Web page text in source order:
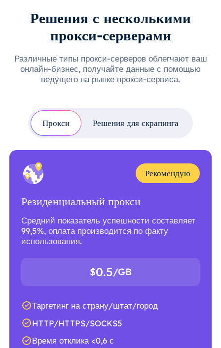
Решения с несколькими
прокси-серверами
Различные типы прокси-серверов облегчают ваш
онлайн-бизнес, получайте данные с помощью
ведущего на рынке прокси-сервиса.
Прокси Решения для скрапинга
Рекомендую
Резиденциальный прокси
Средний показатель успешности составляет
99,5%, оплата производится по факту
использования.
$0.5/GB
Таргетинг на страну/штат/город
HTTP/HTTPS/SOCKS5
Время отклика <0,6 с